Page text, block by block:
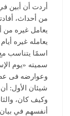
أردت أن أبين
من أحداث،
يعامل غيره من
يعامله غيره
اسمًا يتناسب
سميته «يوم
وعوارضه فى
شيئان الأول:
وكيف كان،
أنفسهم في